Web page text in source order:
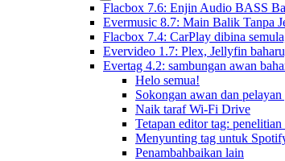
Flacbox 7.6: Enjin Audio BASS
Evermusic 8.7: Main Balik Tanpa
Flacbox 7.4: CarPlay dibina
Evervideo 1.7: Plex, Jellyfin
Evertag 4.2: sambungan awan
Helo semua!
Sokongan awan dan
Naik taraf Wi-Fi Drive
Tetapan editor tag: penelitian
Menyunting tag untuk
Penambahbaikan lain